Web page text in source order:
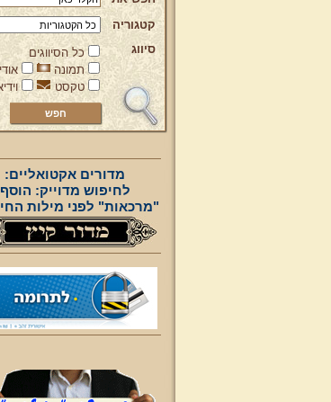
קטגוריה
סיווג
כל הסיווגים
תמונה
טקסט
מדורים אקטואליים:
לחיפוש מדוייק: הוסף
"מרכאות" לפני מילות